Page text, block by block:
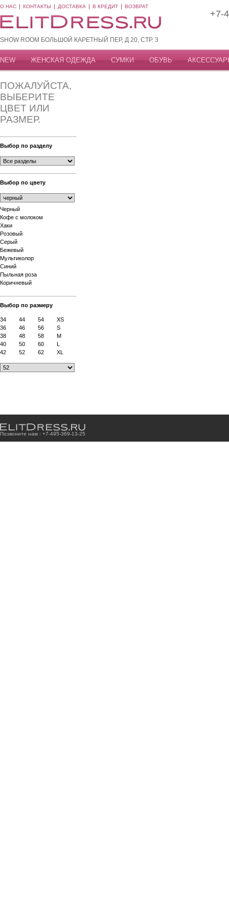
О НАС КОНТАКТЫ ДОСТАВКА В КРЕДИТ ВОЗВРАТ
SHOW ROOM БОЛЬШОЙ КАРЕТНЫЙ ПЕР, Д 20, СТР. 3
+7-
NEW ЖЕНСКАЯ ОДЕЖДА СУМКИ ОБУВЬ
ПОЖАЛУЙСТА,
ВЫБЕРИТЕ
ЦВЕТ ИЛИ
РАЗМЕР.
Выбор по разделу
Выбор по цвету
Черный
Кофе с молоком
Хаки
Розовый
Серый
Бежевый
Мультиколор
Синий
Пыльная роза
Коричневый
Выбор по размеру
34 44 54
XS
36
46 56
S
38
48 58
M
40
50 60
L
42
52 62 XL
Позвоните нам : +7-495-369-13-25